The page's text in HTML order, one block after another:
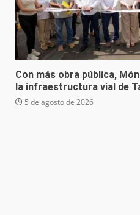
Con más obra pública,
la infraestructura vial de
5 de agosto de 2026